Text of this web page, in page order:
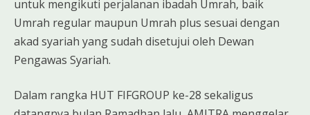
untuk mengikuti perjalanan ibadah Umrah, baik
Umrah regular maupun Umrah plus sesuai dengan
akad syariah yang sudah disetujui oleh Dewan
Pengawas Syariah.
Dalam rangka HUT FIFGROUP ke-28 sekaligus